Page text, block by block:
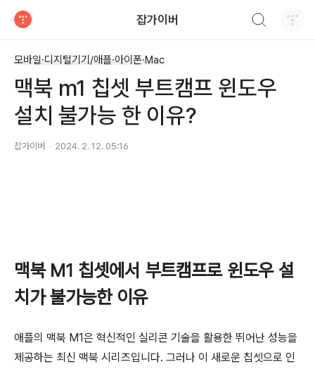
잡가이버
모바일·디지털기기/애플·아이폰·Mac
맥북 m1 칩셋 부트캠프 윈도우
설치 불가능 한 이유?
잡가이버 2024. 2. 12. 05:16
맥북 M1 칩셋에서 부트캠프로 윈도우 설
치가 불가능한 이유
애플의 맥북 M1은 혁신적인 실리콘 기술을 활용한 뛰어난 성능을
제공하는 최신 맥북 시리즈입니다. 그러나 이 새로운 칩셋으로 인